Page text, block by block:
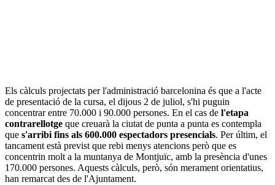
Els càlculs projectats per l'administració barcelonina és que a l'acte
de presentació de la cursa, el dijous 2 de juliol, s'hi puguin
concentrar entre 70.000 i 90.000 persones. En el cas de l'etapa
contrarellotge que creuarà la ciutat de punta a punta es contempla
que s'arribi fins als 600.000 espectadors presencials. Per últim, el
tancament està previst que rebi menys atencions però que es
concentrin molt a la muntanya de Montjuïc, amb la presència d'unes
170.000 persones. Aquests càlculs, però, són merament orientatius,
han remarcat des de l'Ajuntament.